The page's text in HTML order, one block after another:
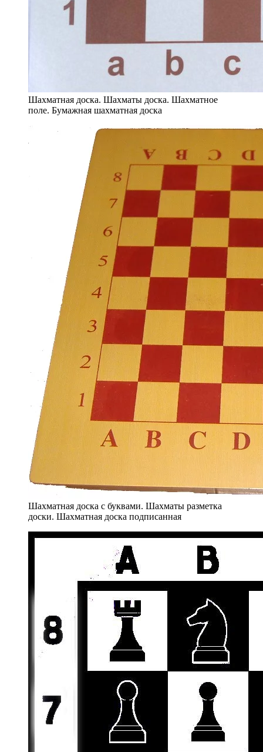
Шахматная доска. Шахматы доска. Шахматное
поле. Бумажная шахматная доска
Шахматная доска с буквами. Шахматы разметка
доски. Шахматная доска подписанная